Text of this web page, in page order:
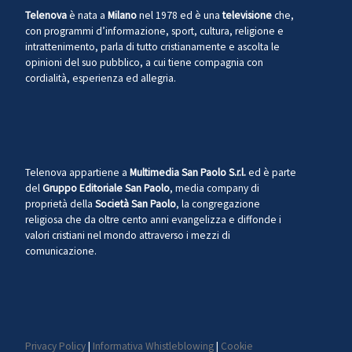
Telenovaè nata a Milanonel 1978 ed è unatelevisioneche,
con programmi d’informazione, sport, cultura, religione e
intrattenimento, parla di tutto cristianamente e ascolta le
opinioni del suo pubblico, a cui tiene compagnia con
cordialità, esperienza ed allegria.
Telenova appartiene a Multimedia San Paolo S.r.l.ed è parte
delGruppo Editoriale San Paolo, media company di
proprietà della Società San Paolo, la congregazione
religiosa che da oltre cento anni evangelizza e diffonde i
valori cristiani nel mondo attraverso i mezzi di
comunicazione.
Privacy Policy| Informativa Whistleblowing| Cookie